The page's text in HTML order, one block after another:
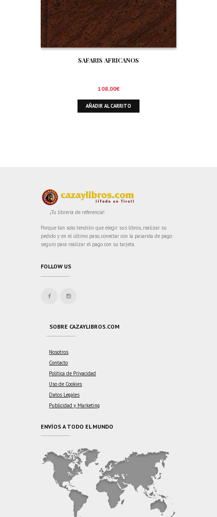
SAFARIS AFRICANOS
108,00€
AÑADIR AL CARRITO
¡Tu librería de referencia!
Porque tan solo tendrán que elegir sus libros, realizar su
pedido y en el último paso, conectar con la pasarela de pago
seguro para realizar el pago con su tarjeta.
FOLLOW US
SOBRE CAZAYLIBROS.COM
Nosotros
Contacto
Política de Privacidad
Uso de Cookies
Datos Legales
Publicidad y Marketing
ENVÍOS A TODO EL MUNDO